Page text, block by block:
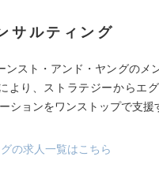
サルティング
スト・アンド・ヤングのメ
より、ストラテジーからエ
ションをワンストップで支援
の求人一覧はこちら